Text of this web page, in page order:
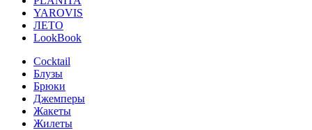
YAROVIS
ЛЕТО
LookBook
Cocktail
Блузы
Брюки
Джемперы
Жакеты
Жилеты